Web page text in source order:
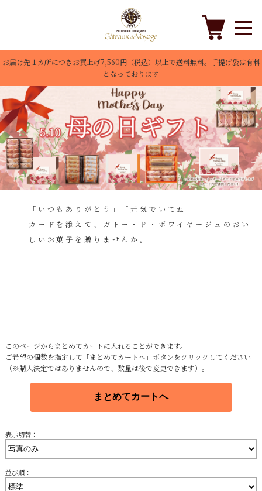
お届け先１カ所につきお買上げ7,560円（税込）以上で送料無料。手提げ袋は有料
となっております
「いつもありがとう」「元気でいてね」
カードを添えて、ガトー・ド・ボワイヤージュのおい
しいお菓子を贈りませんか。
このページからまとめてカートに入れることができます。
ご希望の個数を指定して「まとめてカートへ」ボタンをクリックしてください
（※購入決定ではありませんので、数量は後で変更できます）。
表示切替：
並び順：